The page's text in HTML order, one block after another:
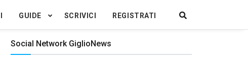
GUIDE SCRIVICI REGISTRATI
Social Network GiglioNews